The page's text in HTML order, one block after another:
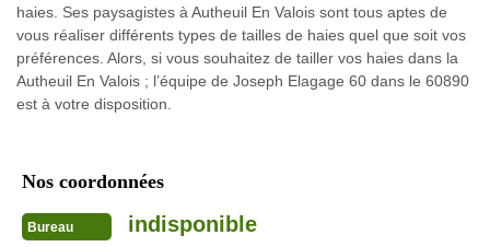
haies. Ses paysagistes à Autheuil En Valois sont tous aptes de
vous réaliser différents types de tailles de haies quel que soit vos
préférences. Alors, si vous souhaitez de tailler vos haies dans la
Autheuil En Valois ; l’équipe de Joseph Elagage 60 dans le 60890
est à votre disposition.
Nos coordonnées
Bureau indisponible